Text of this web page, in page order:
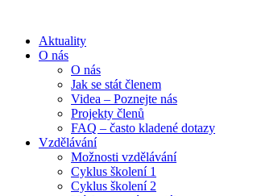
Aktuality
O nás
O nás
Jak se stát členem
Videa – Poznejte nás
Projekty členů
FAQ – často kladené dotazy
Vzdělávání
Možnosti vzdělávání
Cyklus školení 1
Cyklus školení 2